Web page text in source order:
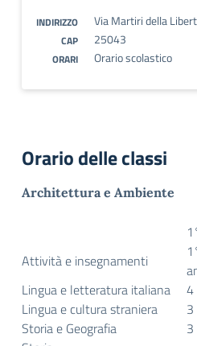
INDIRIZZO Via Martiri della
CAP 25043
ORARI Orario scolastico
Orario delle classi
Architettura e Ambiente
Attività e insegnamenti
Lingua e letteratura italiana
4
Lingua e cultura straniera
3
Storia e Geografia
3